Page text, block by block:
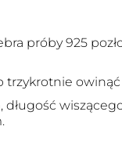
próby 925
owinąć
długość